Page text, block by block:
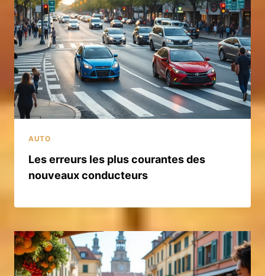
AUTO
Les erreurs les plus courantes des
nouveaux conducteurs